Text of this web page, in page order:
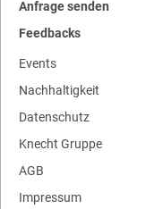
Anfrage senden
Feedbacks
Events
Nachhaltigkeit
Datenschutz
Knecht Gruppe
AGB
Impressum